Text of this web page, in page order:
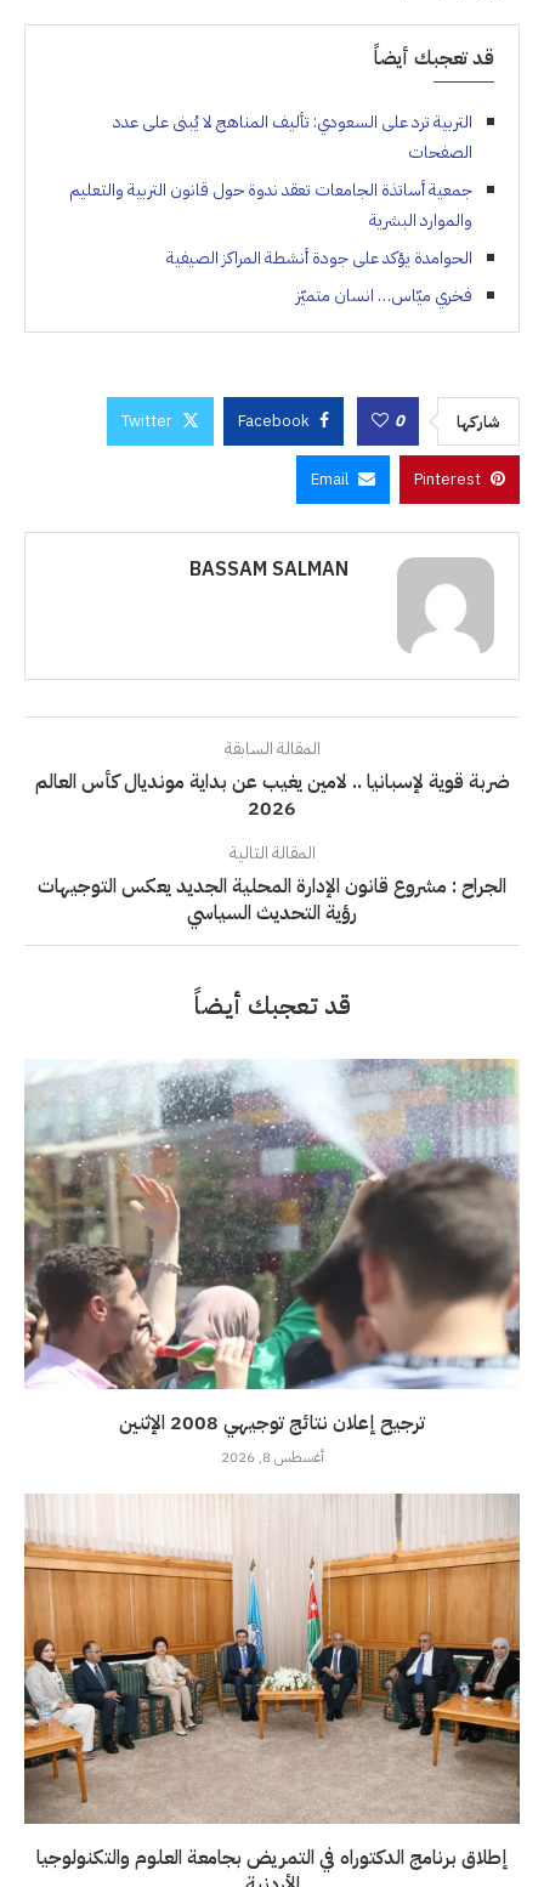
قد تعجبك أيضاً
التربية ترد على السعودي: تأليف المناهج لا يُبنى على عدد
الصفحات
جمعية أساتذة الجامعات تعقد ندوة حول قانون التربية والتعليم
والموارد البشرية
الحوامدة يؤكد على جودة أنشطة المراكز الصيفية
فخري ميّاس… انسان متميّز
شاركها 0
Facebook
Twitter
Pinterest
Email
BASSAM SALMAN
المقالة السابقة
ضربة قوية لإسبانيا .. لامين يغيب عن بداية مونديال كأس العالم
2026
المقالة التالية
الجراح : مشروع قانون الإدارة المحلية الجديد يعكس التوجيهات
رؤية التحديث السياسي
قد تعجبك أيضاً
ترجيح إعلان نتائج توجيهي 2008 الإثنين
أغسطس 8, 2026
إطلاق برنامج الدكتوراه في التمريض بجامعة العلوم والتكنولوجيا